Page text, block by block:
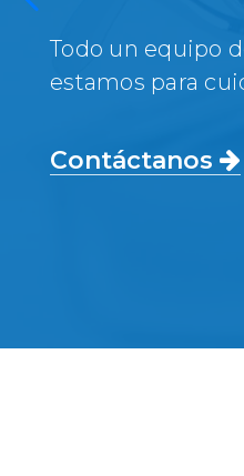
Todo un equipo
estamos para
Contáctanos